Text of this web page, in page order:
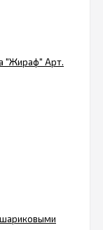
"Жираф" Арт.